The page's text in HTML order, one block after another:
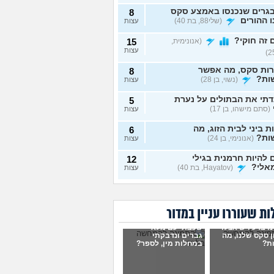
שנכנסו באמצע סקס
ההורים
(שלי88, בת 40)
8
עצות
זה חוקי?
(אנונימית,
15
עצות
סקס, מה אפשר
(נשוי, בן 28)
8
עצות
את הבתולים על נערת
(סתם מישהו, בן 17)
5
עצות
ביני לבית הזוג, מה
(אנונימי, בן 24)
6
עצות
להיות חרמנית בגילי
(Hayatov, בת 40)
12
עצות
18)
יחד עם הבן זוג, והוא
עליי ולא חושק בי,
(כינוי, בת 26)
9
עצות
שעוררו עניין במדור
ברע ויש אצלו
סקס שלנו, מה
שכבתי עם מלא
גברים ונדבקתי
במחלות מין, לספר?